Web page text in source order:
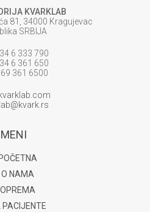
KVARKLAB
81, 34000 Kragujevac
SRBIJA
6 333 790
6 361 650
361 6500
MENI
POČETNA
O NAMA
OPREMA
PACIJENTE